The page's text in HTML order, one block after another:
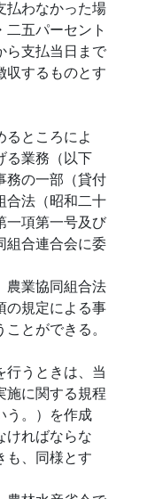
払わなかった場
五パーセント
ら支払当日まで
収するものとす
るところによ
る業務（以下
務の一部（貸付
合法（昭和二十
一項第一号及び
組合連合会に委
農業協同組合法
の規定による事
とができる。
行うときは、当
施に関する規程
う。）を作成
ければならな
も、同様とす